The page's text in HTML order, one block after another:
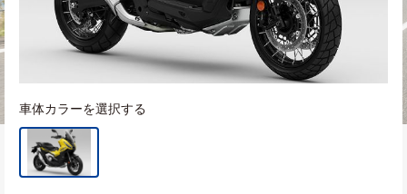
車体カラーを選択する